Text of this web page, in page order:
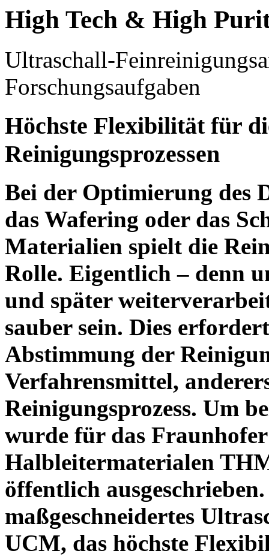
High Tech & High
Ultraschall-
Forschungsaufgaben
Höchste Flexibilität für
Reinigungsprozessen
Bei der Optimierung des
das Wafering oder das
Materialien spielt die
Rolle. Eigentlich – denn
und später
sauber sein. Dies
Abstimmung der
Verfahrensmittel,
Reinigungsprozess. Um
wurde für das
Halbleitermaterialen
öffentlich
maßgeschneidertes
UCM, das höchste